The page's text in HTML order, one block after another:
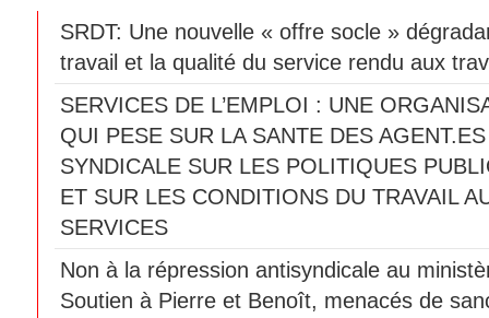
SRDT: Une nouvelle « offre socle »
travail et la qualité du service rendu aux
SERVICES DE L’EMPLOI : UNE
QUI PESE SUR LA SANTE DES
SYNDICALE SUR LES POLITIQUES
ET SUR LES CONDITIONS DU TRAVAIL
SERVICES
Non à la répression antisyndicale au
Soutien à Pierre et Benoît, menacés de